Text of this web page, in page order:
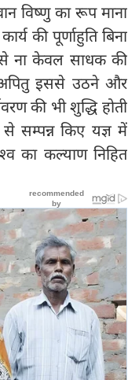
विष्णु का रूप माना
की पूर्णाहुति बिना
से ना केवल साधक की
अपितु इससे उठने और
की भी शुद्धि होती
से सम्पन्न किए यज्ञ में
का कल्याण निहित